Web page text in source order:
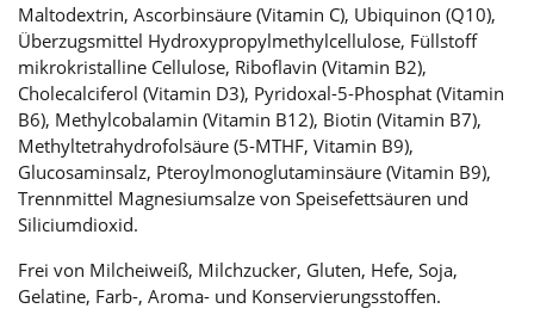
Maltodextrin, Ascorbinsäure (Vitamin C), Ubiquinon (Q10),
Überzugsmittel Hydroxypropylmethylcellulose, Füllstoff
mikrokristalline Cellulose, Riboflavin (Vitamin B2),
Cholecalciferol (Vitamin D3), Pyridoxal-5-Phosphat (Vitamin
B6), Methylcobalamin (Vitamin B12), Biotin (Vitamin B7),
Methyltetrahydrofolsäure (5-MTHF, Vitamin B9),
Glucosaminsalz, Pteroylmonoglutaminsäure (Vitamin B9),
Trennmittel Magnesiumsalze von Speisefettsäuren und
Siliciumdioxid.
Frei von Milcheiweiß, Milchzucker, Gluten, Hefe, Soja,
Gelatine, Farb-, Aroma- und Konservierungsstoffen.